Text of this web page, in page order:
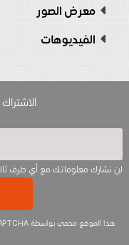
معرض الصور
الفيديوهات
لن نشارك معلوماتك مع أي طرف
هذا الموقع محمي بواسطة ReCAPTCHA.